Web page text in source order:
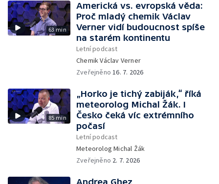
63 min
Americká vs. evropská věda:
Proč mladý chemik Václav
Verner vidí budoucnost spíše
na starém kontinentu
Letní podcast
Chemik Václav Verner
Zveřejněno16. 7. 2026
85 min
„Horko je tichý zabiják,“ říká
meteorolog Michal Žák. I
Česko čeká víc extrémního
počasí
Letní podcast
Meteorolog Michal Žák
Zveřejněno 2. 7. 2026
Andrea Ghez